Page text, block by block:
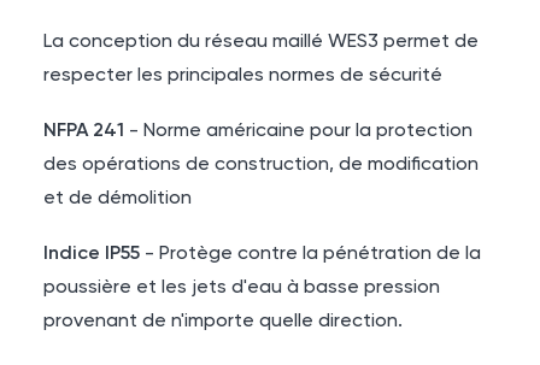
La conception du réseau maillé WES3 permet de
respecter les principales normes de sécurité
NFPA 241 - Norme américaine pour la protection
des opérations de construction, de modification
et de démolition
Indice IP55 - Protège contre la pénétration de la
poussière et les jets d'eau à basse pression
provenant de n'importe quelle direction.